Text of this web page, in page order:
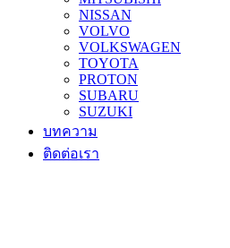
NISSAN
VOLVO
VOLKSWAGEN
TOYOTA
PROTON
SUBARU
SUZUKI
บทความ
ติดต่อเรา